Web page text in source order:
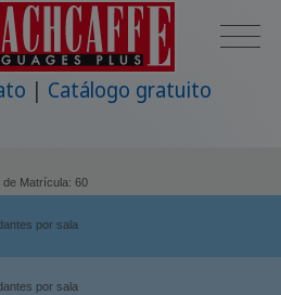
Catálogo gratuito
de Matrícula: 60
por sala
por sala